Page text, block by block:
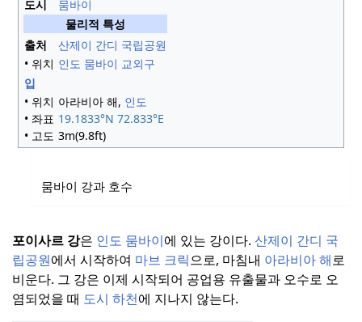
도시
뭄바이
물리적 특성
출처
산제이 간디 국립공원
• 위치 인도 뭄바이 교외구
입
• 위치 아라비아 해, 인도
• 좌표 19.1833°N 72.833°E
• 고도 3m(9.8ft)
뭄바이 강과 호수
포이사르 강은 인도 뭄바이에 있는 강이다. 산제이 간디 국
립공원에서 시작하여 마브 크릭으로, 마침내 아라비아 해로
비운다. 그 강은 이제 시작되어 공업용 유출물과 오수로 오
염되었을 때 도시 하천에 지나지 않는다.